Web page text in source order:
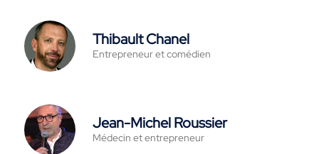
Thibault Chanel
Entrepreneur et comédien
Jean-Michel Roussier
Médecin et entrepreneur